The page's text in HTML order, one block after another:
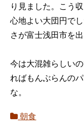
り見ました。こう
心地よい大団円で
さが富士浅田市を
今は大混雑らしい
ればもんぶらんの
な。
朝食